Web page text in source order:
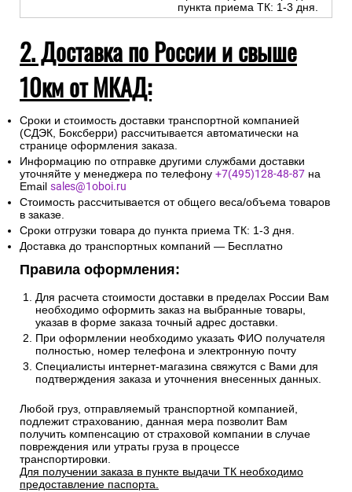
пункта приема ТК: 1-3 дня.
2. Доставка по России и свыше
10км от МКАД:
Сроки и стоимость доставки транспортной компанией
(СДЭК, Боксберри) рассчитывается автоматически на
странице оформления заказа.
Информацию по отправке другими службами доставки
уточняйте у менеджера по телефону +7(495)128-48-87 на
Email sales@1oboi.ru
Стоимость рассчитывается от общего веса/объема товаров
в заказе.
Сроки отгрузки товара до пункта приема ТК: 1-3 дня.
Доставка до транспортных компаний — Бесплатно
Правила оформления:
Для расчета стоимости доставки в пределах России Вам
необходимо оформить заказ на выбранные товары,
указав в форме заказа точный адрес доставки.
При оформлении необходимо указать ФИО получателя
полностью, номер телефона и электронную почту
Специалисты интернет-магазина свяжутся с Вами для
подтверждения заказа и уточнения внесенных данных.
Любой груз, отправляемый транспортной компанией,
подлежит страхованию, данная мера позволит Вам
получить компенсацию от страховой компании в случае
повреждения или утраты груза в процессе
транспортировки.
Для получении заказа в пункте выдачи ТК необходимо
предоставление паспорта.